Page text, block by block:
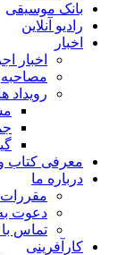
بانک موسیقی
رادیو آنلاین
اخبار
اخبار
مصاحبه
رویداد
معرفی کتاب
درباره ما
مقررات
دعوت
تماس با
کارآفرینی